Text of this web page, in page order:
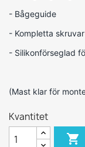
- Bågeguide
- Kompletta skruvar
- Silikonförseglad
(Mast klar för
Kvantitet
